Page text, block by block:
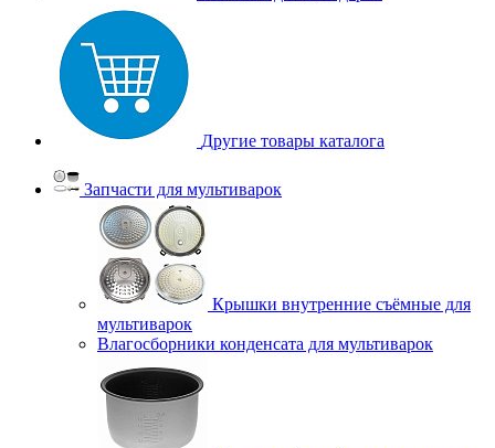
Другие товары каталога
Запчасти для мультиварок
Крышки внутренние съёмные для
мультиварок
Влагосборники конденсата для мультиварок